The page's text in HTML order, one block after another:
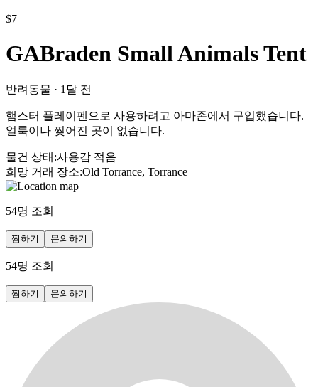
$7
GABraden Small Animals Tent
반려동물 · 1달 전
햄스터 플레이펜으로 사용하려고 아마존에서 구입했습니다.
얼룩이나 찢어진 곳이 없습니다.
물건 상태 :사용감 적음
희망 거래 장소:Old Torrance, Torrance
54명 조회
찜하기 문의하기
54명 조회
찜하기 문의하기